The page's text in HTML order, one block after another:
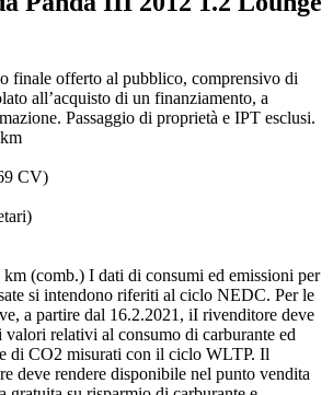
finale offerto al pubblico, comprensivo di
all’acquisto di un finanziamento, a
Passaggio di proprietà e IPT esclusi.
CV)
km (comb.) I dati di consumi ed emissioni per
si intendono riferiti al ciclo NEDC. Per le
a partire dal 16.2.2021, iI rivenditore deve
valori relativi al consumo di carburante ed
di CO2 misurati con il ciclo WLTP. Il
deve rendere disponibile nel punto vendita